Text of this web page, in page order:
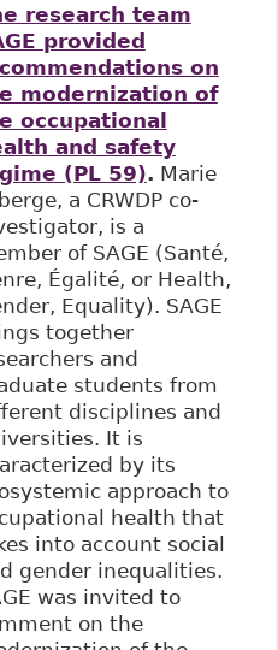
research team
provided
on
modernization of
occupational
and safety
(PL 59). Marie
a CRWDP co-
is a
of SAGE (Santé,
Égalité, or Health,
Equality). SAGE
together
and
students from
disciplines and
It is
by its
approach to
health that
into account social
gender inequalities.
was invited to
on the